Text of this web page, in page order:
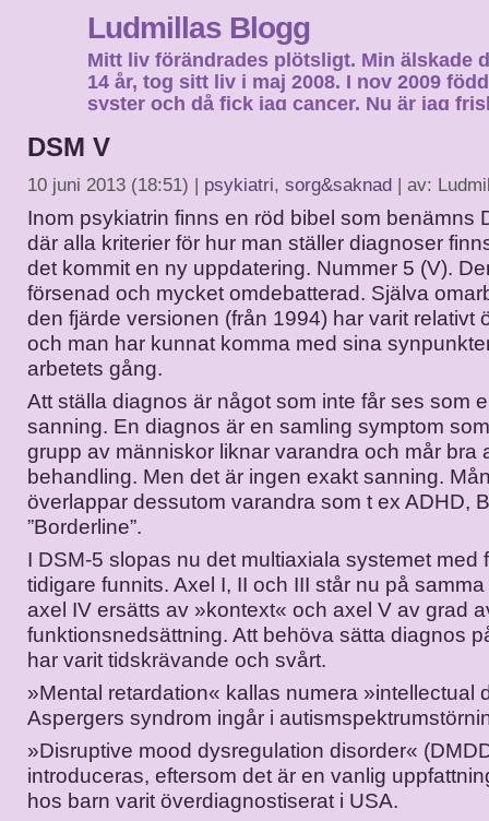
Ludmillas Blogg
Mitt liv förändrades plötsligt. Min älskade
14 år, tog sitt liv i maj 2008. I nov 2009
syster och då fick jag cancer. Nu är jag
DSM V
10 juni 2013 (18:51) | psykiatri, sorg&saknad | av:
Inom psykiatrin finns en röd bibel som benämns
där alla kriterier för hur man ställer diagnoser
det kommit en ny uppdatering. Nummer 5 (V).
försenad och mycket omdebatterad. Själva
den fjärde versionen (från 1994) har varit relativt
och man har kunnat komma med sina
arbetets gång.
Att ställa diagnos är något som inte får ses som
sanning. En diagnos är en samling symptom
grupp av människor liknar varandra och mår bra
behandling. Men det är ingen exakt sanning.
överlappar dessutom varandra som t ex ADHD,
”Borderline”.
I DSM-5 slopas nu det multiaxiala systemet med
tidigare funnits. Axel I, II och III står nu på
axel IV ersätts av »kontext« och axel V av grad
funktionsnedsättning. Att behöva sätta diagnos
har varit tidskrävande och svårt.
»Mental retardation« kallas numera »intellectual
Aspergers syndrom ingår i
»Disruptive mood dysregulation disorder«
introduceras, eftersom det är en vanlig
hos barn varit överdiagnostiserat i USA.